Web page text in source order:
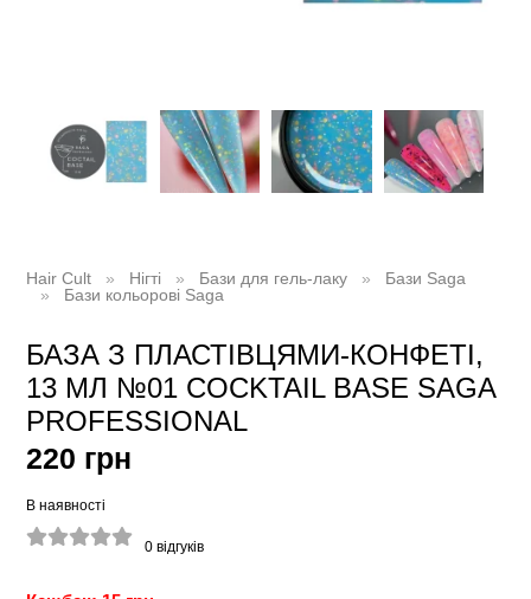
Hair Cult Нігті Бази для гель-лаку
Бази Saga
Бази кольорові Saga
БАЗА З ПЛАСТІВЦЯМИ-КОНФЕТІ,
13 МЛ №01 COCKTAIL BASE SAGA
PROFESSIONAL
220 грн
В наявності
0 відгуків